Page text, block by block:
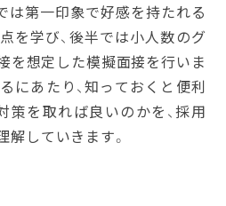
は第一印象で好感を持たれる
を学び、後半では小人数のグ
を想定した模擬面接を行いま
にあたり、知っておくと便利
策を取れば良いのかを、採用
していきます。